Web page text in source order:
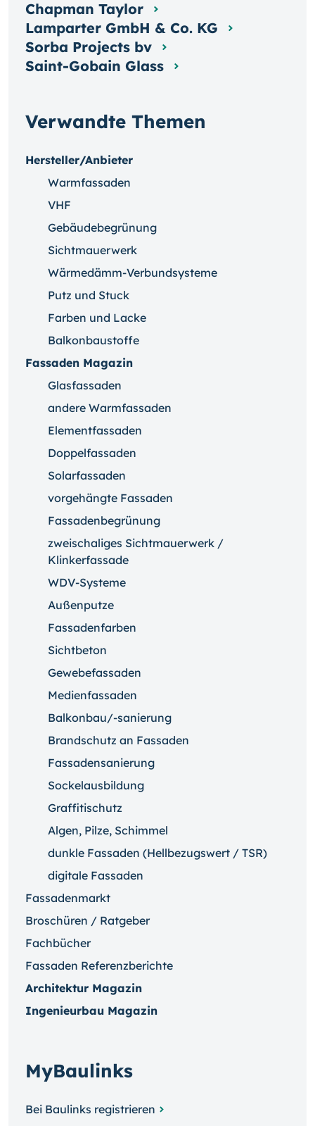
Verwandte Themen
Hersteller/Anbieter
Warmfassaden
VHF
Gebäudebegrünung
Sichtmauerwerk
Wärmedämm-Verbundsysteme
Putz und Stuck
Farben und Lacke
Balkonbaustoffe
Fassaden Magazin
Glasfassaden
andere Warmfassaden
Elementfassaden
Doppelfassaden
Solarfassaden
vorgehängte Fassaden
Fassadenbegrünung
zweischaliges Sichtmauerwerk /
Klinkerfassade
WDV-Systeme
Außenputze
Fassadenfarben
Sichtbeton
Gewebefassaden
Medienfassaden
Balkonbau/-sanierung
Brandschutz an Fassaden
Fassadensanierung
Sockelausbildung
Graffitischutz
Algen, Pilze, Schimmel
dunkle Fassaden (Hellbezugswert / TSR)
digitale Fassaden
Fassadenmarkt
Broschüren / Ratgeber
Fachbücher
Fassaden Referenzberichte
Architektur Magazin
Ingenieurbau Magazin
MyBaulinks
Bei Baulinks registrieren
Chapman Taylor
Lamparter GmbH & Co. KG
Sorba Projects bv
Saint-Gobain Glass